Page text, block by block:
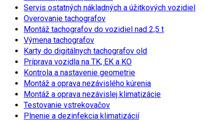
Servis ostatných nákladných a úžitkových vozidiel
Overovanie tachografov
Montáž tachografov do vozidiel nad 2,5 t
Výmena tachografov
Karty do digitálnych tachografov old
Príprava vozidla na TK, EK a KO
Kontrola a nastavenie geometrie
Montáž a oprava nezávislého kúrenia
Montáž a oprava nezávislej klimatizácie
Testovanie vstrekovačov
Plnenie a dezinfekcia klimatizácií